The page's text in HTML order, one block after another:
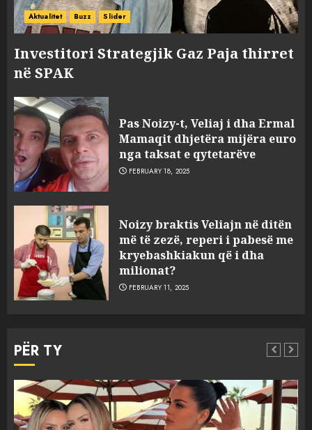
Aktualitet Buzz Slider
Investitori Strategjik Gaz Paja thirret
në SPAK
Pas Noizy-t, Veliaj i dha Ermal
Mamaqit dhjetëra mijëra euro
nga taksat e qytetarëve
FEBRUARY 18, 2025
Noizy braktis Veliajn në ditën
më të zezë, reperi i pabesë me
kryebashkiakun që i dha
milionat?
FEBRUARY 11, 2025
PËR TY
3
sulmuan “One Albania”,
ngjarja u fsheh. A u vodhën
serverat?
MARCH 25, 2025
4 MARCH 25, 2025